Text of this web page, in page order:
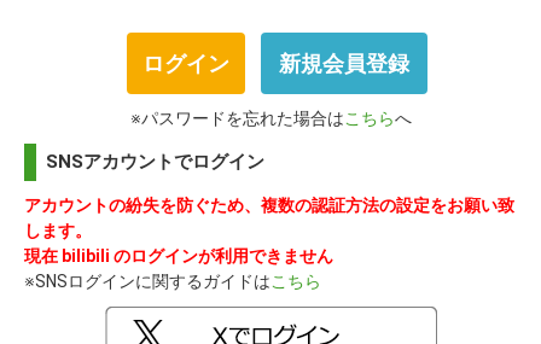
新規会員登録
※パスワードを忘れた場合はこちらへ
SNSアカウントでログイン
アカウントの紛失を防ぐため、複数の認証方法の設定をお願い致
します。
現在 bilibili のログインが利用できません
※SNSログインに関するガイドはこちら